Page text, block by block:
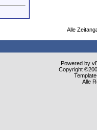
Alle
Powered by
Copyright
Alle